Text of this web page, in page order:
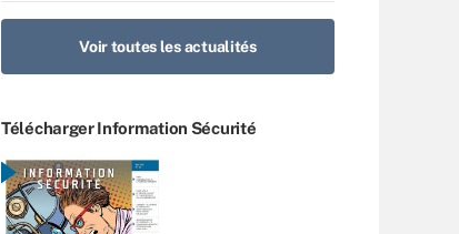
Voir toutes les actualités
Télécharger Information Sécurité